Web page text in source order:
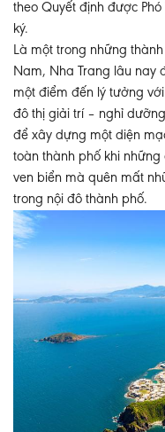
theo Quyết định được
ký.
Là một trong những
Nam, Nha Trang lâu nay
một điểm đến lý tưởng
đô thị giải trí – nghỉ
để xây dựng một diện
toàn thành phố khi
ven biển mà quên mất
trong nội đô thành phố.